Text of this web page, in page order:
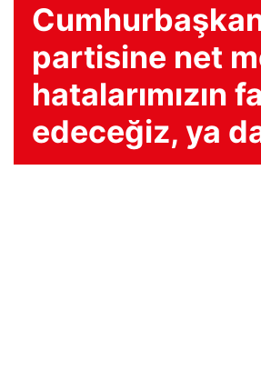
partisine net
hatalarımızın
edeceğiz, ya